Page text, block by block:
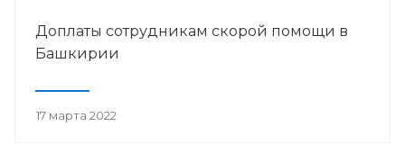
Доплаты сотрудникам скорой помощи в
Башкирии
17 марта 2022